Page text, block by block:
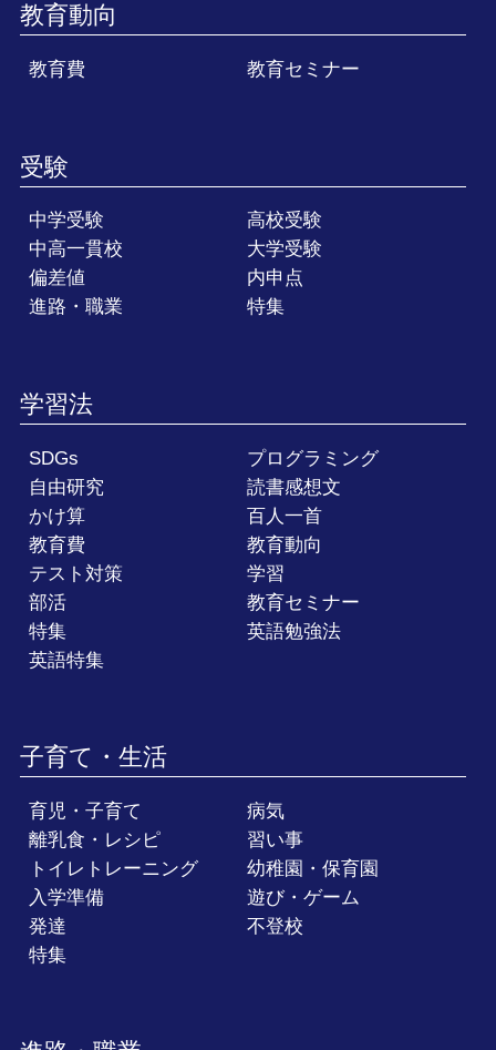
教育動向
教育費 教育セミナー
受験
中学受験
高校受験
中高一貫校
大学受験
偏差値
内申点
進路・職業
特集
学習法
SDGs
プログラミング
自由研究
読書感想文
かけ算
百人一首
教育費
教育動向
テスト対策
学習
部活
教育セミナー
特集
英語勉強法
英語特集
子育て・生活
育児・子育て
病気
離乳食・レシピ
習い事
トイレトレーニング
幼稚園・保育園
入学準備
遊び・ゲーム
発達
不登校
特集